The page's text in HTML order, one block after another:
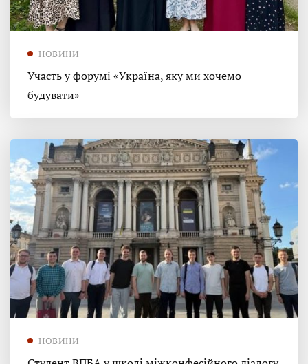
НОВИНИ
Участь у форумі «Україна, яку ми хочемо
будувати»
НОВИНИ